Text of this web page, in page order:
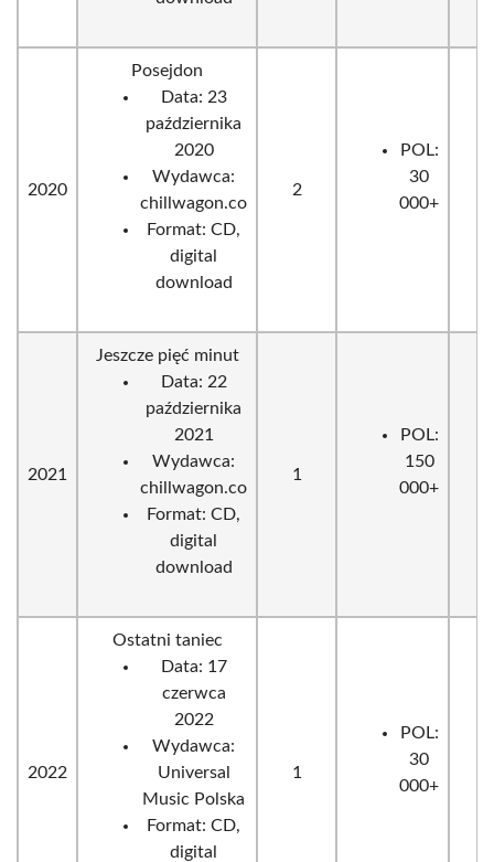
2020
Posejdon
Data: 23
października
2020
Wydawca:
chillwagon.co
Format: CD,
digital
download
2
POL:
30
000+
2021
Jeszcze pięć minut
Data: 22
października
2021
Wydawca:
chillwagon.co
Format: CD,
digital
download
1
POL:
150
000+
2022
Ostatni taniec
Data: 17
czerwca
2022
Wydawca:
Universal
Music Polska
Format: CD,
digital
1
POL:
30
000+